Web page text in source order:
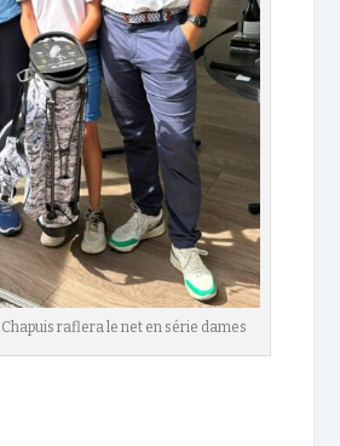
raflera le net en série dames